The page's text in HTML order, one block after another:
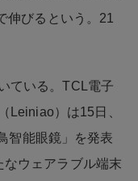
伸びるという。21
ている。TCL電子
Leiniao）は15日、
智能眼鏡」を発表
ウェアラブル端末